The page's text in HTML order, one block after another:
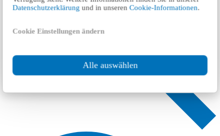
Datenschutzerklärung und in unserenCookie-Informationen.
Cookie Einstellungen ändern
Alle auswählen